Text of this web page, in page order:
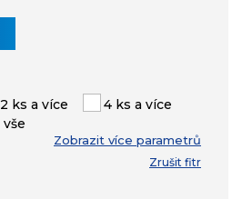
2 ks a více
4 ks a více
vše
Zrušit fitr